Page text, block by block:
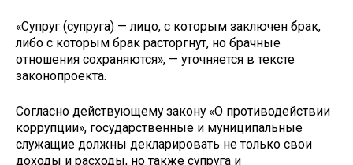
«Супруг (супруга) — лицо, с которым заключен брак,
либо с которым брак расторгнут, но брачные
отношения сохраняются», — уточняется в тексте
законопроекта.
Согласно действующему закону «О противодействии
коррупции», государственные и муниципальные
служащие должны декларировать не только свои
доходы и расходы, но также супруга и